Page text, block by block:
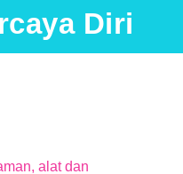
Diri
alat dan